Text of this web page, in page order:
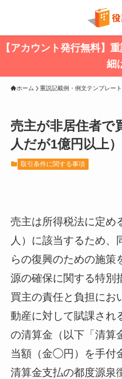
【アカウント発行無料】
細
ホーム 重説記載例・例文テンプレー
売主が非居住者で
人だが1億円以上
取引条件に関する事項
売主は所得税法に定め
人）に該当するため、
らの復興のための施策
源の確保に関する特別
買主の責任と負担にお
動産に対して賦課され
の清算金（以下「清算
当額（金◯円）を手付
清算金支払の都度源泉